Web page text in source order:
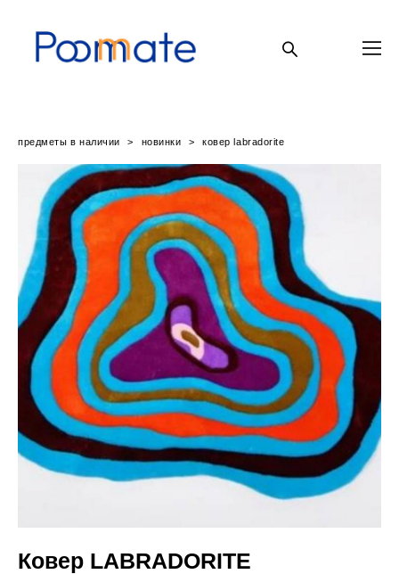
предметы в наличии > новинки > ковер labradorite
Ковер LABRADORITE